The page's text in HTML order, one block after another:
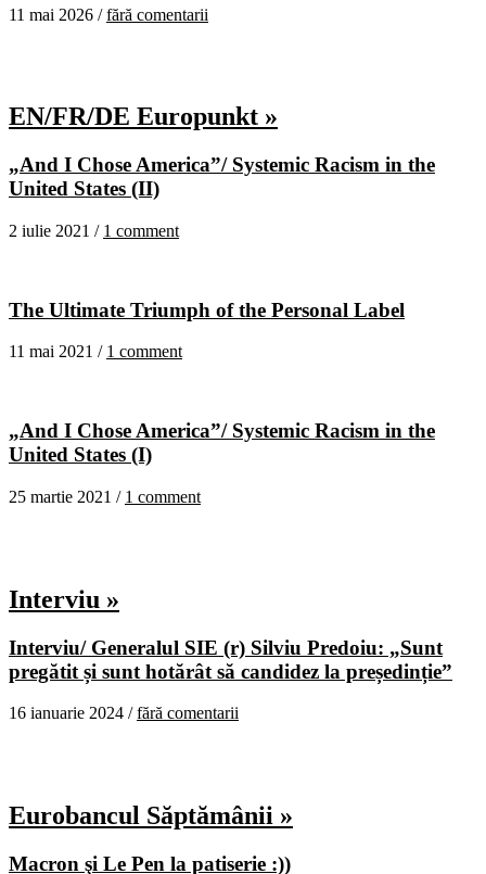
11 mai 2026 /fără comentarii
EN/FR/DE Europunkt »
„And I Chose America”/ Systemic Racism in the
United States (II)
2 iulie 2021 / 1 comment
The Ultimate Triumph of the Personal Label
11 mai 2021 / 1 comment
„And I Chose America”/ Systemic Racism in the
United States (I)
25 martie 2021 / 1 comment
Interviu »
Interviu/ Generalul SIE (r) Silviu Predoiu: „Sunt
pregătit și sunt hotărât să candidez la președinție”
16 ianuarie 2024 /fără comentarii
Eurobancul Săptămânii »
Macron şi Le Pen la patiserie :))